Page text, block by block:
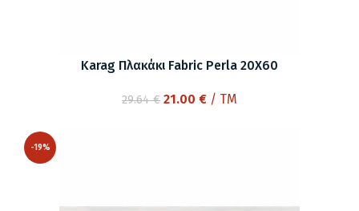
Karag Πλακάκι Fabric Perla 20X60
29.64€ Original
21.00 €Η/ TM
-19%